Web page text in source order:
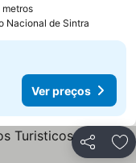
metros
Nacional de Sintra
Ver preços
Partilhar